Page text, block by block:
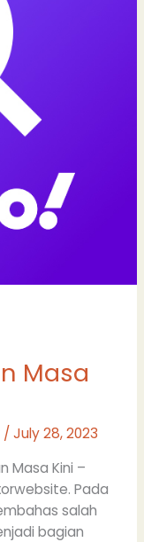
Masa
/ July 28, 2023
Masa Kini –
Pada
salah
bagian